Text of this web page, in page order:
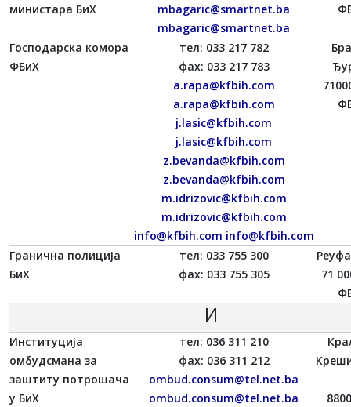
министара БиХ
mbagaric@smartnet.ba
mbagaric@smartnet.ba
Господарска комора
ФБиХ
тел: 033 217 782
фаx: 033 217 783
a.rapa@kfbih.com
a.rapa@kfbih.com
j.lasic@kfbih.com
j.lasic@kfbih.com
z.bevanda@kfbih.com
z.bevanda@kfbih.com
m.idrizovic@kfbih.com
m.idrizovic@kfbih.com
info@kfbih.com info@kfbih.com
Гранична полиција
БиХ
тел: 033 755 300
фаx: 033 755 305
71
И
Институција
омбудсмана за
заштиту потрошача
у БиХ
тел: 036 311 210
фаx: 036 311 212
ombud.consum@tel.net.ba
ombud.consum@tel.net.ba